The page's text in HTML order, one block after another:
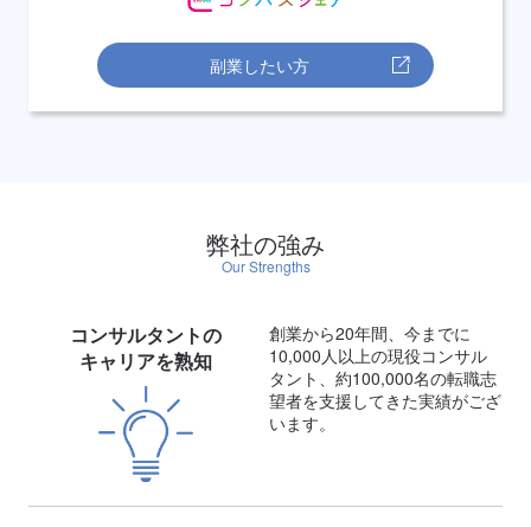
副業したい方
弊社の強み
Our Strengths
コンサルタントの
キャリアを熟知
創業から20年間、今までに
10,000人以上の現役コンサル
タント、約100,000名の転職志
望者を支援してきた実績がござ
います。